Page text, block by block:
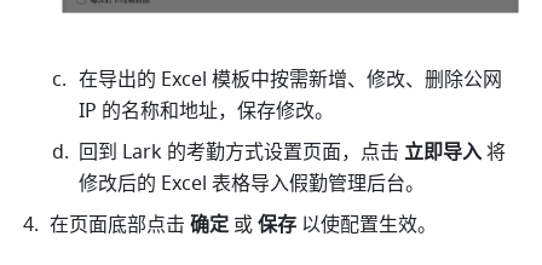
在导出的 Excel 模板中按需新增、修改、删除公网
IP 的名称和地址，保存修改。
回到 Lark 的考勤方式设置页面，点击 立即导入 将
修改后的 Excel 表格导入假勤管理后台。
在页面底部点击 确定 或 保存 以使配置生效。